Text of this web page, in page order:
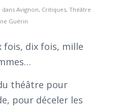
dans Avignon, Critiques, Théâtre
Guérin
fois, dix fois, mille
théâtre pour
pour déceler les